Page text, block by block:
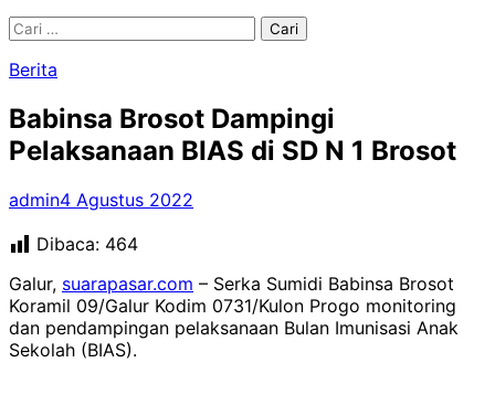
Cari
Berita
Babinsa Brosot Dampingi
Pelaksanaan BIAS di SD N 1 Brosot
admin4 Agustus 2022
Dibaca: 464
Galur, suarapasar.com – Serka Sumidi Babinsa Brosot
Koramil 09/Galur Kodim 0731/Kulon Progo monitoring
dan pendampingan pelaksanaan Bulan Imunisasi Anak
Sekolah (BIAS).